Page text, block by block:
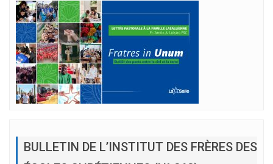
BULLETIN DE L’INSTITUT DES FRÈRES DES